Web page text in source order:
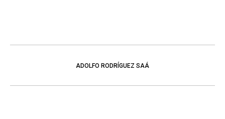
ADOLFO RODRÍGUEZ SAÁ